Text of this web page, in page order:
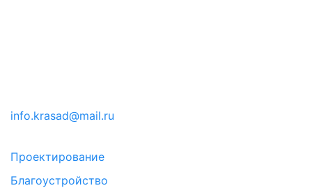
info.krasad@mail.ru
Проектирование
Благоустройство